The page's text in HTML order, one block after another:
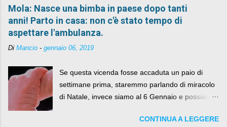
Mola: Nasce una bimba in paese dopo tanti
anni! Parto in casa: non c'è stato tempo di
aspettare l'ambulanza.
Di Mancio - gennaio 06, 2019
Se questa vicenda fosse accaduta un paio di
settimane prima, staremmo parlando di miracolo
di Natale, invece siamo al 6 Gennaio e possiamo
e la Befana, visto il lieto epilogo della vicenda.
CONTINUA A LEGGERE